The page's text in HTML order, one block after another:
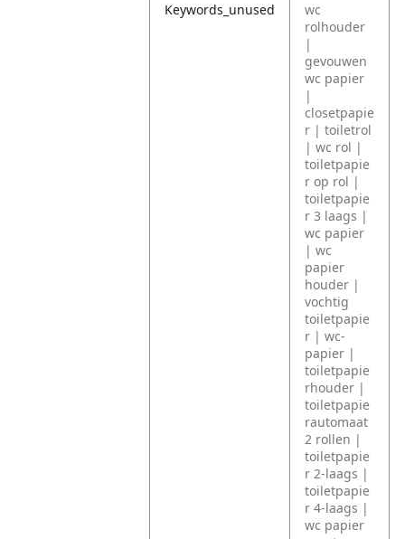
Keywords_unused
wc
rolhouder
|
gevouwen
wc papier
|
closetpapie
r | toiletrol
| wc rol |
toiletpapie
r op rol |
toiletpapie
r 3 laags |
wc papier
| wc
papier
houder |
vochtig
toiletpapie
r | wc-
papier |
toiletpapie
rhouder |
toiletpapie
rautomaat
2 rollen |
toiletpapie
r 2-laags |
toiletpapie
r 4-laags |
wc papier